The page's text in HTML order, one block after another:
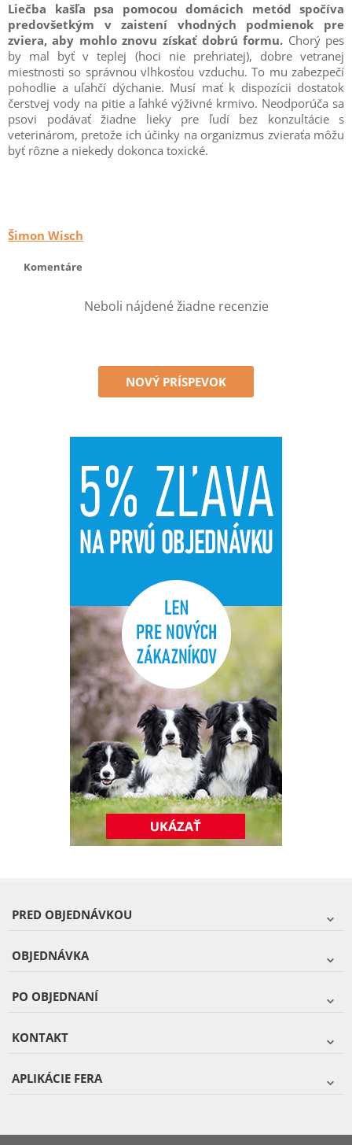
Liečba kašľa psa pomocou domácich metód spočíva
predovšetkým v zaistení vhodných podmienok pre
zviera, aby mohlo znovu získať dobrú formu. Chorý pes
by mal byť v teplej (hoci nie prehriatej), dobre vetranej
miestnosti so správnou vlhkosťou vzduchu. To mu zabezpečí
pohodlie a uľahčí dýchanie. Musí mať k dispozícii dostatok
čerstvej vody na pitie a ľahké výživné krmivo. Neodporúča sa
psovi podávať žiadne lieky pre ľudí bez konzultácie s
veterinárom, pretože ich účinky na organizmus zvieraťa môžu
byť rôzne a niekedy dokonca toxické.
Šimon Wisch
Komentáre
Neboli nájdené žiadne recenzie
NOVÝ PRÍSPEVOK
PRED OBJEDNÁVKOU
OBJEDNÁVKA
PO OBJEDNANÍ
KONTAKT
APLIKÁCIE FERA